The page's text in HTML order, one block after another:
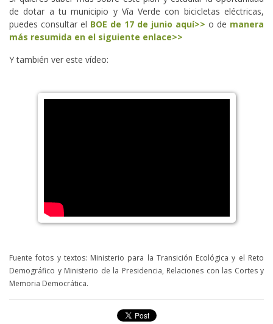
de dotar a tu municipio y Vía Verde con bicicletas eléctricas,
puedes consultar el BOE de 17 de junio aquí>> o de manera
más resumida en el siguiente enlace>>
Y también ver este vídeo:
Fuente fotos y textos: Ministerio para la Transición Ecológica y el Reto
Demográfico y Ministerio de la Presidencia, Relaciones con las Cortes y
Memoria Democrática.